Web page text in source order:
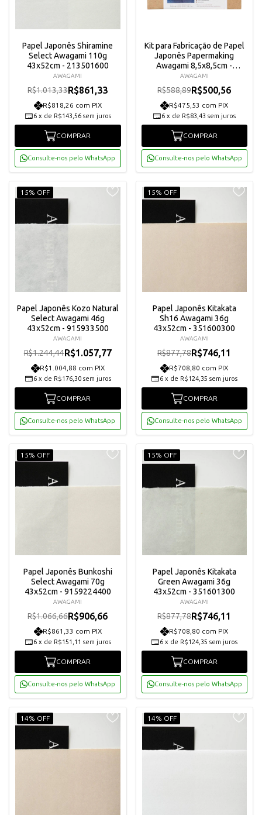
Papel Japonês Shiramine
Select Awagami 110g
43x52cm - 213501600
AWAGAMI
R$1.013,33R$861,33
R$818,26 com PIX
6 x de R$143,56 sem juros
COMPRAR
Consulte-nos pelo WhatsApp
Kit para Fabricação de Papel
Japonês Papermaking
Awagami 8,5x8,5cm -
811135
AWAGAMI
R$588,89R$500,56
R$475,53 com PIX
6 x de R$83,43 sem juros
COMPRAR
Consulte-nos pelo WhatsApp
15% OFF
Papel Japonês Kozo Natural
Select Awagami 46g
43x52cm - 915933500
AWAGAMI
R$1.244,44R$1.057,77
R$1.004,88 com PIX
6 x de R$176,30 sem juros
COMPRAR
Consulte-nos pelo WhatsApp
15% OFF
Papel Japonês Kitakata
Sh16 Awagami 36g
43x52cm - 351600300
AWAGAMI
R$877,78R$746,11
R$708,80 com PIX
6 x de R$124,35 sem juros
COMPRAR
Consulte-nos pelo WhatsApp
15% OFF
Papel Japonês Bunkoshi
Select Awagami 70g
43x52cm - 9159224400
AWAGAMI
R$1.066,66R$906,66
R$861,33 com PIX
6 x de R$151,11 sem juros
COMPRAR
Consulte-nos pelo WhatsApp
15% OFF
Papel Japonês Kitakata
Green Awagami 36g
43x52cm - 351601300
AWAGAMI
R$877,78R$746,11
R$708,80 com PIX
6 x de R$124,35 sem juros
COMPRAR
Consulte-nos pelo WhatsApp
14% OFF 14% OFF